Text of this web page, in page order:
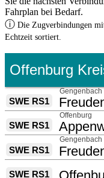
Fahrplan bei Bedarf.
ⓘ Die Zugverbindungen
Echtzeit sortiert.